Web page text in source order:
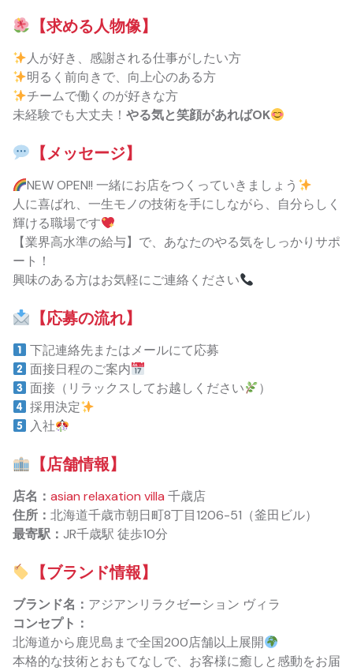
【求める人物像】
人が好き、感謝される仕事がしたい方
明るく前向きで、向上心のある方
チームで働くのが好きな方
未経験でも大丈夫！ やる気と笑顔があればOK
【メッセージ】
NEW OPEN!! 一緒にお店をつくっていきましょう
人に喜ばれ、一生モノの技術を手にしながら、自分らしく
輝ける職場です
【業界高水準の給与】で、あなたのやる気をしっかりサポ
ート！
興味のある方はお気軽にご連絡ください
【応募の流れ】
下記連絡先またはメールにて応募
面接日程のご案内
面接（リラックスしてお越しください
）
採用決定
入社
【店舗情報】
店名： asian relaxation villa 千歳店
住所： 北海道千歳市朝日町8丁目1206-51（釜田ビル）
最寄駅： JR千歳駅 徒歩10分
【ブランド情報】
ブランド名： アジアンリラクゼーション ヴィラ
コンセプト：
北海道から鹿児島まで全国200店舗以上展開
本格的な技術とおもてなしで、お客様に癒しと感動をお届